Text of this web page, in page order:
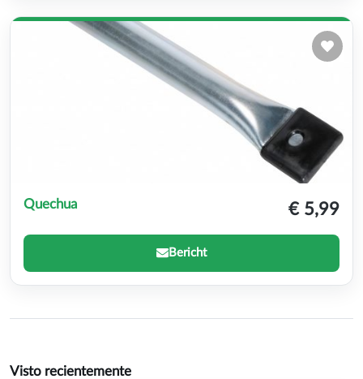
Quechua € 5,99
Bericht
Visto recientemente